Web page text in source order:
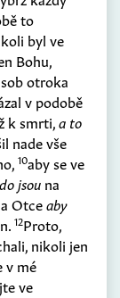
to
byl ve
Bohu,
otroka
v podobě
k smrti,a to
nade vše
10aby se ve
jsou na
Otceaby
12Proto,
nikoli jen
v mé
ve